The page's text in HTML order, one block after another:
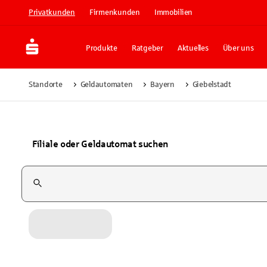
Privatkunden Firmenkunden Immobilien
Produkte Ratgeber Aktuelles Über uns
Standorte Geldautomaten Bayern Giebelstadt
Filiale oder Geldautomat suchen
Suchfeld